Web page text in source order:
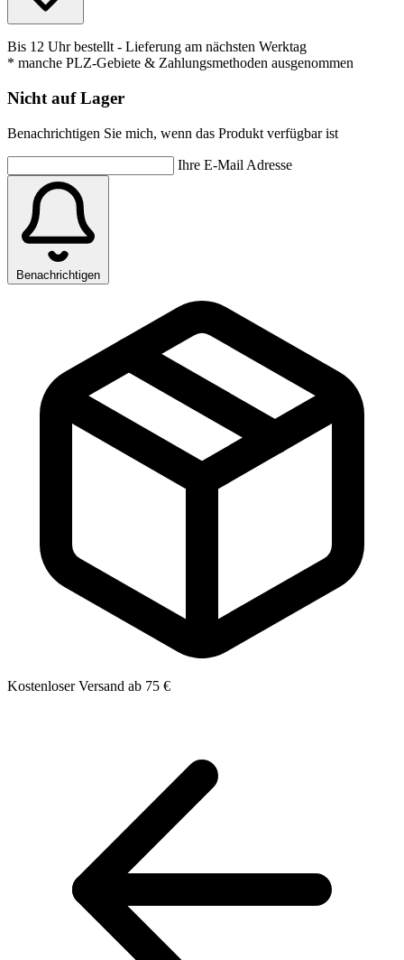
Bis 12 Uhr bestellt- Lieferung am nächsten Werktag
* manche PLZ-Gebiete & Zahlungsmethoden ausgenommen
Nicht auf Lager
Benachrichtigen Sie mich, wenn das Produkt verfügbar ist
Ihre E-Mail Adresse
Benachrichtigen
Kostenloser Versand ab 75 €